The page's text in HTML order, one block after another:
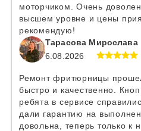
моторчиком. Очень
высшем уровне и цены
рекомендую!
Тарасова Мирослава
6.08.2026
Ремонт фритюрницы
быстро и качественно.
ребята в сервисе
дали гарантию на
довольна, теперь только к